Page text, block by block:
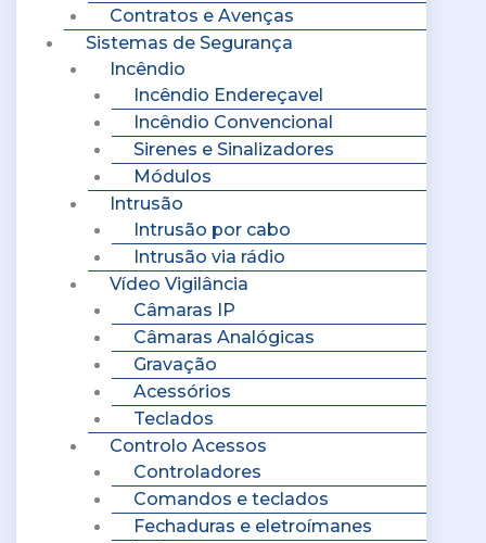
Contratos e Avenças
Sistemas de Segurança
Incêndio
Incêndio Endereçavel
Incêndio Convencional
Sirenes e Sinalizadores
Módulos
Intrusão
Intrusão por cabo
Intrusão via rádio
Vídeo Vigilância
Câmaras IP
Câmaras Analógicas
Gravação
Acessórios
Teclados
Controlo Acessos
Controladores
Comandos e teclados
Fechaduras e eletroímanes